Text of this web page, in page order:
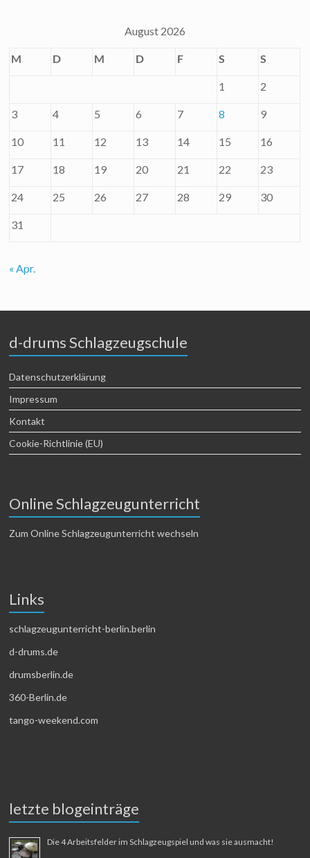
August 2026
M D M D F S S
1 2
3 4 5 6 7 8 9
10 11 12 13 14 15 16
17 18 19 20 21 22 23
24 25 26 27 28 29 30
31
« Apr.
d-drums Schlagzeugschule
Datenschutzerklärung
Impressum
Kontakt
Cookie-Richtlinie (EU)
Online Schlagzeugunterricht
Zum Online Schlagzeugunterricht wechseln
Links
schlagzeugunterricht-berlin.berlin
d-drums.de
drumsberlin.de
360-Berlin.de
tango-weekend.com
letzte blogeinträge
Die 4 Arbeitsfelder im Schlagzeugspiel und was sie ausmacht!